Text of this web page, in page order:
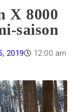
X 8000
saison
2019
12:00 am